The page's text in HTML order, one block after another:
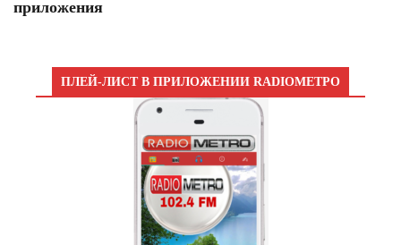
приложения
ПЛЕЙ-ЛИСТ В ПРИЛОЖЕНИИ RADIOМЕТРО